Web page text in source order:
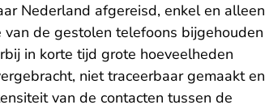
Nederland afgereisd, enkel en alleen
de gestolen telefoons bijgehouden
in korte tijd grote hoeveelheden
niet traceerbaar gemaakt en
van de contacten tussen de